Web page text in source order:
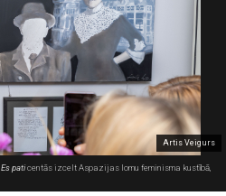
Artis Veigurs
Es paticentās izcelt Aspazijas lomu feminisma kustībā,